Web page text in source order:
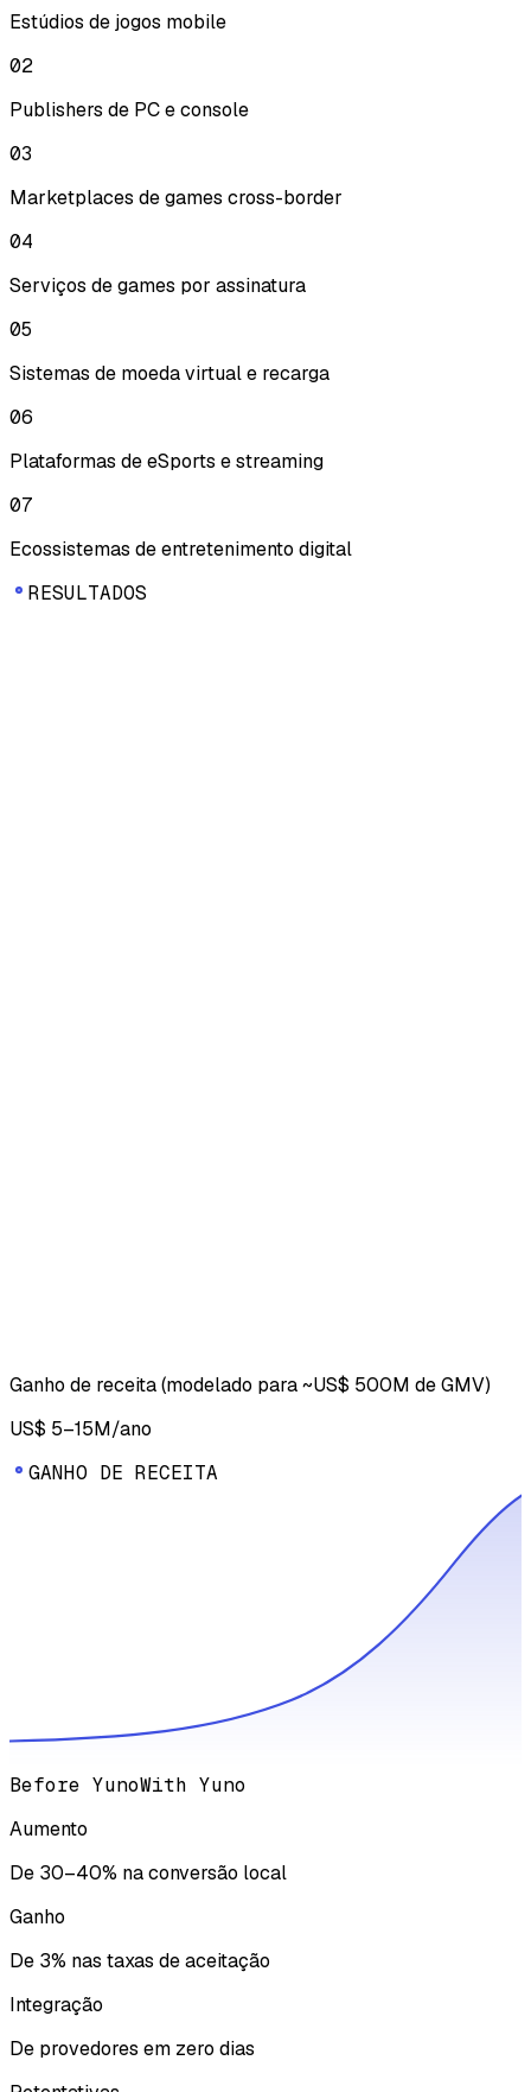
Estúdios de jogos mobile
02
Publishers de PC e console
03
Marketplaces de games cross-border
04
Serviços de games por assinatura
05
Sistemas de moeda virtual e recarga
06
Plataformas de eSports e streaming
07
Ecossistemas de entretenimento digital
RESULTADOS
Ganho de receita (modelado para ~US$ 500M de GMV)
US$ 5–15M/ano
GANHO DE RECEITA
Before YunoWith Yuno
Aumento
De 30–40% na conversão local
Ganho
De 3% nas taxas de aceitação
Integração
De provedores em zero dias